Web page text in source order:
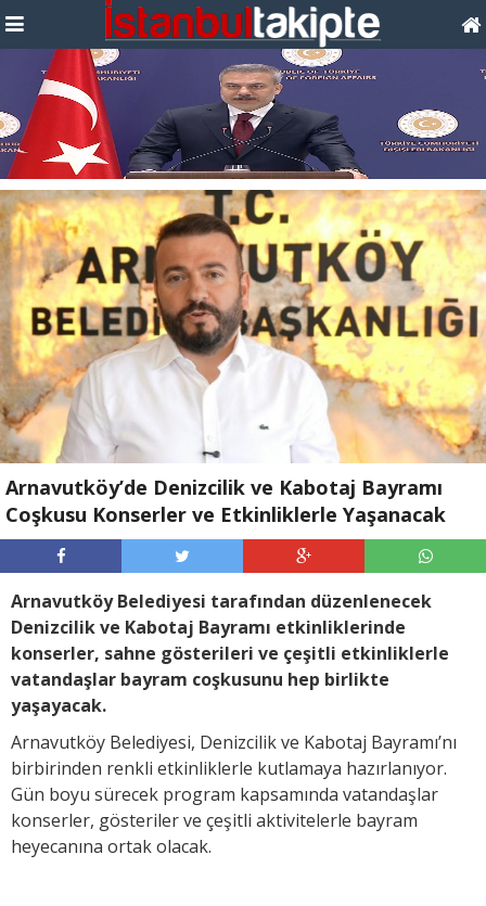
Arnavutköy’de Denizcilik ve Kabotaj Bayramı
Coşkusu Konserler ve Etkinliklerle Yaşanacak
Arnavutköy Belediyesi tarafından düzenlenecek
Denizcilik ve Kabotaj Bayramı etkinliklerinde
konserler, sahne gösterileri ve çeşitli etkinliklerle
vatandaşlar bayram coşkusunu hep birlikte
yaşayacak.
Arnavutköy Belediyesi, Denizcilik ve Kabotaj Bayramı’nı
birbirinden renkli etkinliklerle kutlamaya hazırlanıyor.
Gün boyu sürecek program kapsamında vatandaşlar
konserler, gösteriler ve çeşitli aktivitelerle bayram
heyecanına ortak olacak.